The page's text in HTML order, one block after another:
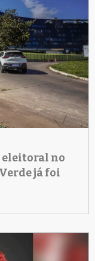
eleitoral no
já foi